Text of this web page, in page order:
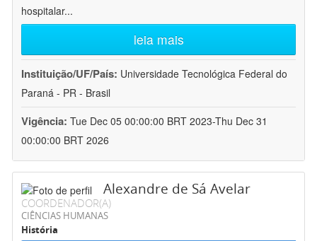
hospitalar...
leia mais
Instituição/UF/País: Universidade Tecnológica Federal do
Paraná - PR - Brasil
Vigência: Tue Dec 05 00:00:00 BRT 2023-Thu Dec 31
00:00:00 BRT 2026
Alexandre de Sá Avelar
COORDENADOR(A)
CIÊNCIAS HUMANAS
História